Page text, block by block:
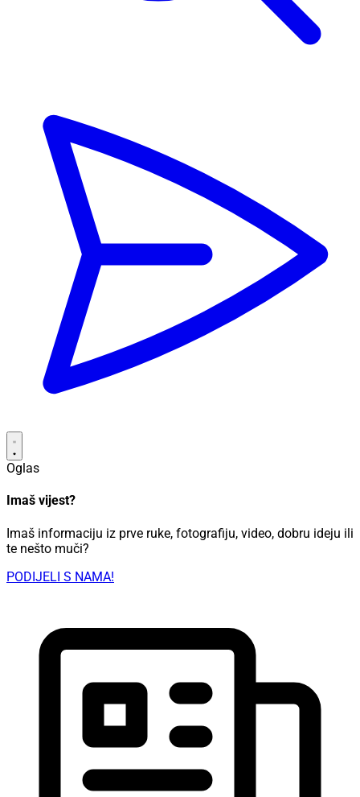
Oglas
Imaš vijest?
Imaš informaciju iz prve ruke, fotografiju, video, dobru ideju ili
te nešto muči?
PODIJELI S NAMA!